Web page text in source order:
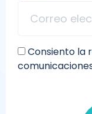
Consiento la